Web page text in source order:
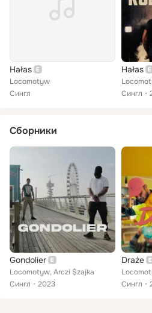
Hałas
Locomotyw
Сингл
Hałas
Сингл
Сборники
Gondolier
Locomotyw, Arczi $zajka
Сингл
2023
Draże
Сингл